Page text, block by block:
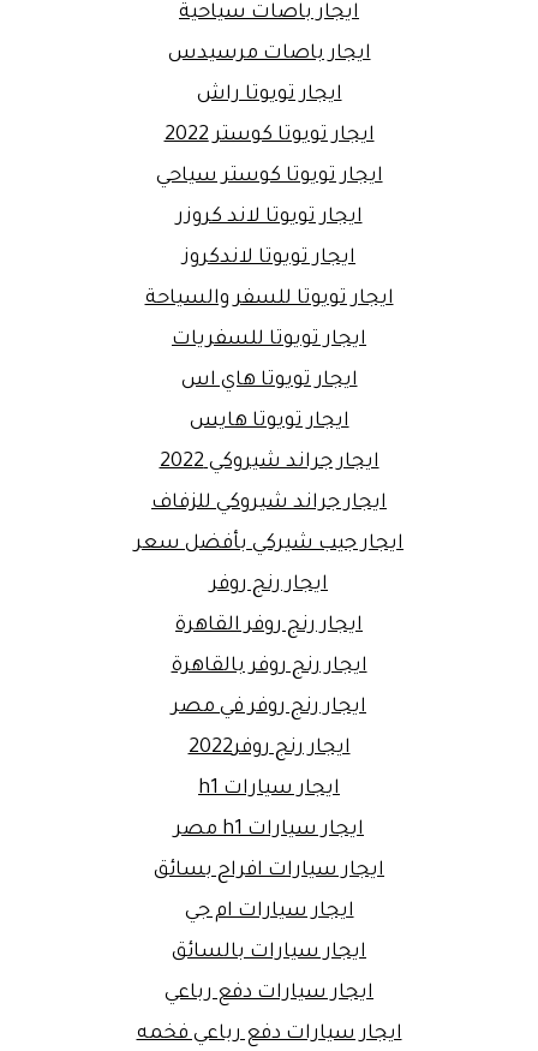
ايجار باصات سياحية
ايجار باصات مرسيدس
ايجار تويوتا راش
ايجار تويوتا كوستر 2022
ايجار تويوتا كوستر سياحي
ايجار تويوتا لاند كروزر
ايجار تويوتا لاندكروز
ايجار تويوتا للسفر والسياحة
ايجار تويوتا للسفريات
ايجار تويوتا هاي اس
ايجار تويوتا هايس
ايجار جراند شيروكي 2022
ايجار جراند شيروكي للزفاف
ايجار جيب شيركي بأفضل سعر
ايجار رنج روفر
ايجار رنج روفر القاهرة
ايجار رنج روفر بالقاهرة
ايجار رنج روفر في مصر
ايجار رنج روفر2022
ايجار سيارات h1
ايجار سيارات h1 مصر
ايجار سيارات افراح بسائق
ايجار سيارات ام جي
ايجار سيارات بالسائق
ايجار سيارات دفع رباعي
ايجار سيارات دفع رباعي فخمه